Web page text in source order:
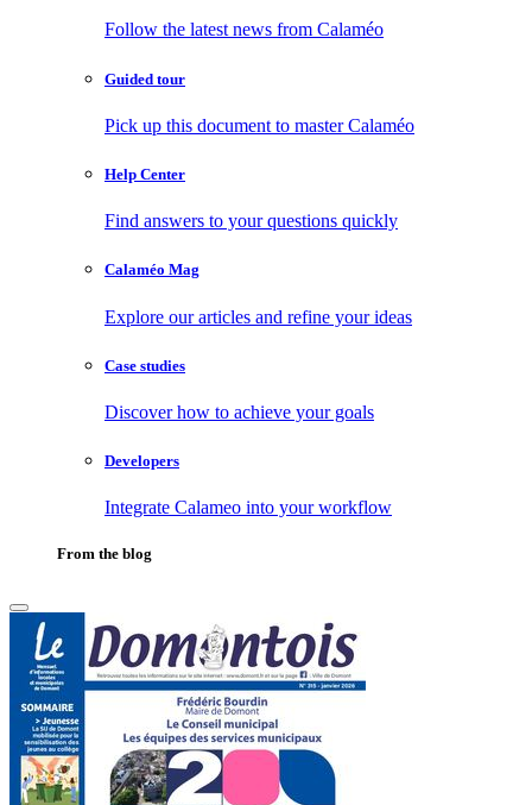
Follow the latest news from Calaméo
Guided tour
Pick up this document to master Calaméo
Help Center
Find answers to your questions quickly
Calaméo Mag
Explore our articles and refine your ideas
Case studies
Discover how to achieve your goals
Developers
Integrate Calameo into your workflow
From the blog